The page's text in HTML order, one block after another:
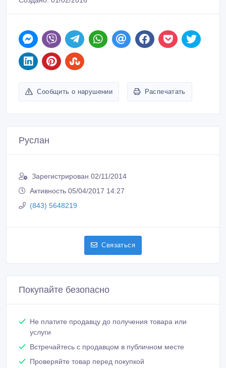
Сообщить о нарушении Распечатать
Руслан
Зарегистрирован 02/11/2014
Активность 05/04/2017 14:27
(843) 5648219
Связаться
Покупайте безопасно
Не платите продавцу до получения товара или
услуги
Встречайтесь с продавцом в публичном месте
Проверяйте товар перед покупкой